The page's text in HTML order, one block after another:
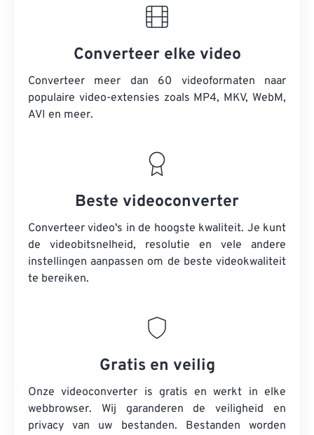
Converteer elke video
Converteer meer dan 60 videoformaten naar
populaire video-extensies zoals MP4, MKV, WebM,
AVI en meer.
Beste videoconverter
Converteer video's in de hoogste kwaliteit. Je kunt
de videobitsnelheid, resolutie en vele andere
instellingen aanpassen om de beste videokwaliteit
te bereiken.
Gratis en veilig
Onze videoconverter is gratis en werkt in elke
webbrowser. Wij garanderen de veiligheid en
privacy van uw bestanden. Bestanden worden